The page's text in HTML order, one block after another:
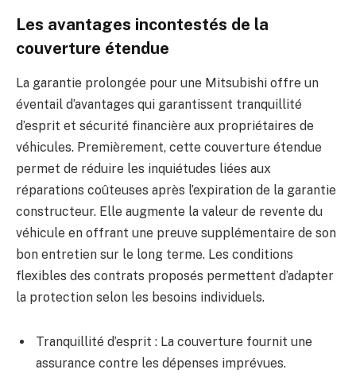
Les avantages incontestés de la
couverture étendue
La garantie prolongée pour une Mitsubishi offre un
éventail d’avantages qui garantissent tranquillité
d’esprit et sécurité financière aux propriétaires de
véhicules. Premièrement, cette couverture étendue
permet de réduire les inquiétudes liées aux
réparations coûteuses après l’expiration de la garantie
constructeur. Elle augmente la valeur de revente du
véhicule en offrant une preuve supplémentaire de son
bon entretien sur le long terme. Les conditions
flexibles des contrats proposés permettent d’adapter
la protection selon les besoins individuels.
Tranquillité d’esprit : La couverture fournit une
assurance contre les dépenses imprévues.